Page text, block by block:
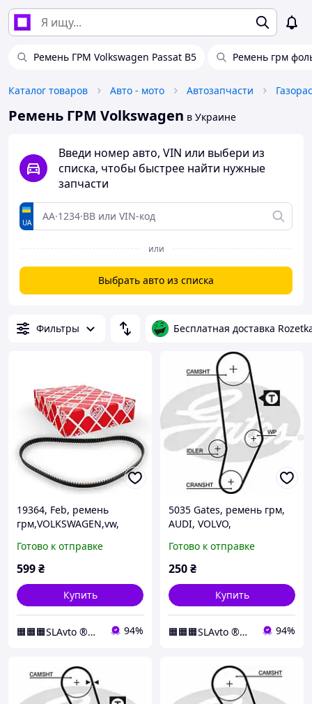
Ремень ГРМ Volkswagen Passat B5 Ремень грм
Каталог товаров Авто - мото Автозапчасти
Ремень ГРМ Volkswagen в Украине
Введи номер авто, VIN или выбери из
списка, чтобы быстрее найти нужные
запчасти
UA
или
Выбрать авто из списка
Фильтры Бесплатная доставка
19364, Feb, ремень
грм,VOLKSWAGEN,vw,
ALTEA,
SODA,FABIA,OCTAVIA,
Готово к отправке
599₴
Купить
🟧🟧🟧SLAvto ®️🇺🇦 94%
5035 Gates, ремень грм,
AUDI, VOLVO,
Готово к отправке
250₴
Купить
🟧🟧🟧SLAvto ®️🇺🇦 94%